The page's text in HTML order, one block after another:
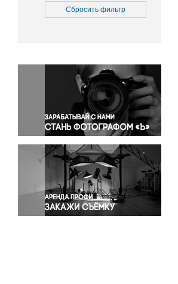
Медицина
Окружающая среда
Политика
Правосудие
Происшествия и конфликты
Религия
Светская жизнь
Спорт
Экология
Экономика и бизнес
Сбросить фильтр